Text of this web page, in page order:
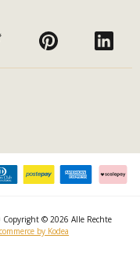
Copyright © 2026 Alle Rechte
by Kodea